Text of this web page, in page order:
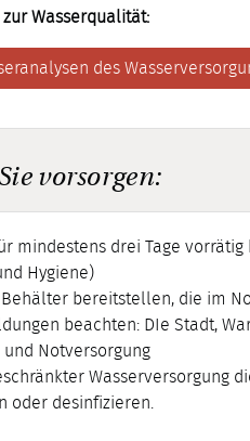
Wasserqualität:
des
vorsorgen:
mindestens drei Tage
Hygiene)
bereitstellen, die im
beachten: DIe Stadt,
Notversorgung
Wasserversorgung
oder desinfizieren.